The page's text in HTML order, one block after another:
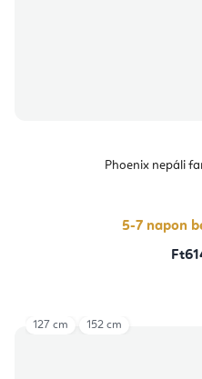
Phoenix nepáli
5-7 napon
127 cm 152 cm